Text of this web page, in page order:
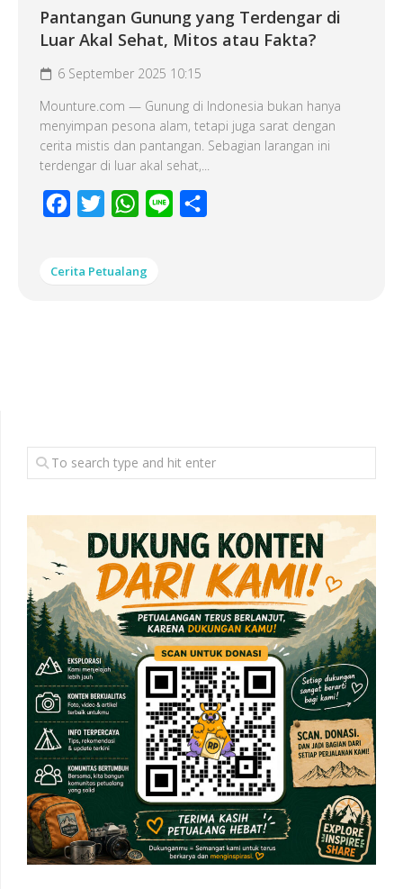
Pantangan Gunung yang Terdengar di
Luar Akal Sehat, Mitos atau Fakta?
6 September 2025 10:15
Mounture.com — Gunung di Indonesia bukan hanya
menyimpan pesona alam, tetapi juga sarat dengan
cerita mistis dan pantangan. Sebagian larangan ini
terdengar di luar akal sehat,...
Facebook
Twitter WhatsApp
Line
Cerita Petualang